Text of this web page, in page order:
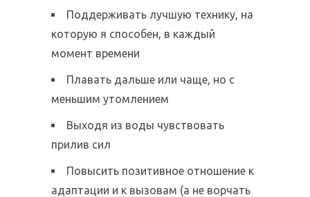
Поддерживать лучшую технику, на
которую я способен, в каждый
момент времени
Плавать дальше или чаще, но с
меньшим утомлением
Выходя из воды чувствовать
прилив сил
Повысить позитивное отношение к
адаптации и к вызовам (а не ворчать